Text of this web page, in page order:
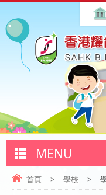
MENU
首頁 > 學校 >